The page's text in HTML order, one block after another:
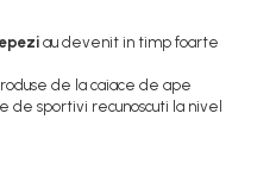
au devenit in timp foarte
de la caiace de ape
de sportivi recunoscuti la nivel